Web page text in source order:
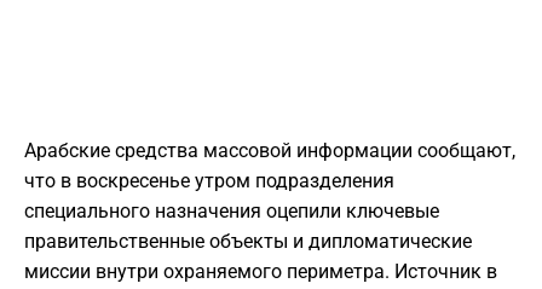
Арабские средства массовой информации сообщают,
что в воскресенье утром подразделения
специального назначения оцепили ключевые
правительственные объекты и дипломатические
миссии внутри охраняемого периметра. Источник в